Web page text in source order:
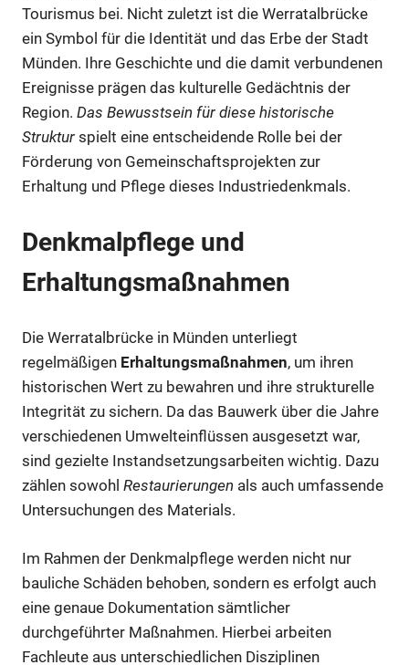
Tourismus bei. Nicht zuletzt ist die Werratalbrücke
ein Symbol für die Identität und das Erbe der Stadt
Münden. Ihre Geschichte und die damit verbundenen
Ereignisse prägen das kulturelle Gedächtnis der
Region. Das Bewusstsein für diese historische
Struktur spielt eine entscheidende Rolle bei der
Förderung von Gemeinschaftsprojekten zur
Erhaltung und Pflege dieses Industriedenkmals.
Denkmalpflege und
Erhaltungsmaßnahmen
Die Werratalbrücke in Münden unterliegt
regelmäßigen Erhaltungsmaßnahmen, um ihren
historischen Wert zu bewahren und ihre strukturelle
Integrität zu sichern. Da das Bauwerk über die Jahre
verschiedenen Umwelteinflüssen ausgesetzt war,
sind gezielte Instandsetzungsarbeiten wichtig. Dazu
zählen sowohl Restaurierungen als auch umfassende
Untersuchungen des Materials.
Im Rahmen der Denkmalpflege werden nicht nur
bauliche Schäden behoben, sondern es erfolgt auch
eine genaue Dokumentation sämtlicher
durchgeführter Maßnahmen. Hierbei arbeiten
Fachleute aus unterschiedlichen Disziplinen